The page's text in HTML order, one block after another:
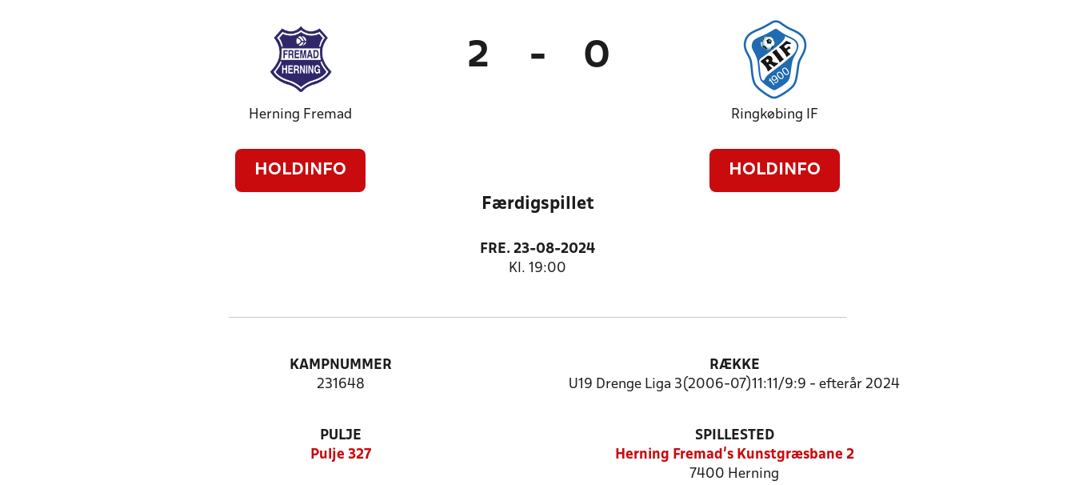
Herning Fremad
HOLDINFO
2 - 0
Ringkøbing IF
HOLDINFO
Færdigspillet
FRE. 23-08-2024
Kl. 19:00
KAMPNUMMER
231648
RÆKKE
U19 Drenge Liga 3(2006-07)11:11/9:9 - efterår 2024
PULJE
Pulje 327
SPILLESTED
Herning Fremad's Kunstgræsbane 2
7400 Herning